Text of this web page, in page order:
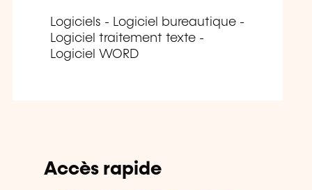
Logiciels - Logiciel bureautique -
Logiciel traitement texte -
Logiciel WORD
Accès rapide